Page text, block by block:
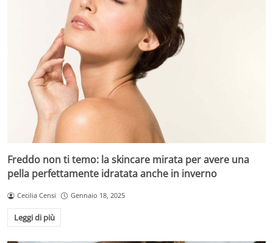
Freddo non ti temo: la skincare mirata per avere una
pella perfettamente idratata anche in inverno
Cecilia Censi Gennaio 18, 2025
Leggi di più